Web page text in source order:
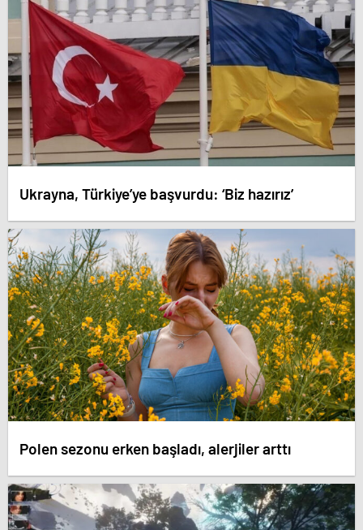
Ukrayna, Türkiye’ye başvurdu: ‘Biz hazırız’
Polen sezonu erken başladı, alerjiler arttı